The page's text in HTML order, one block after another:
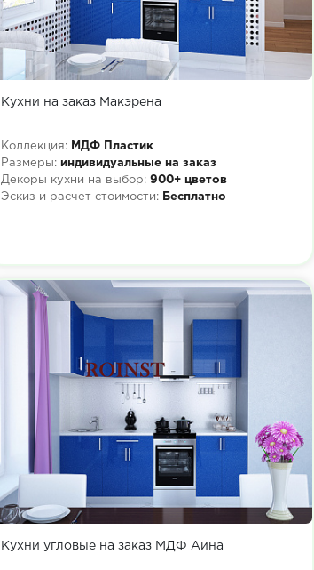
Кухни на заказ Макэрена
Коллекция:
МДФ Пластик
Размеры: индивидуальные на заказ
Декоры кухни на выбор: 900+ цветов
Эскиз и расчет стоимости:
Бесплатно
Кухни угловые на заказ МДФ Аина